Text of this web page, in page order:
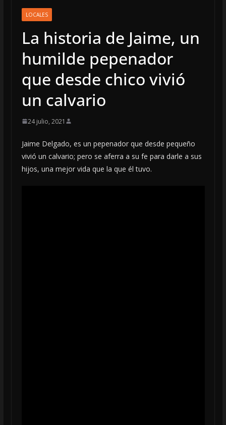
LOCALES
La historia de Jaime, un
humilde pepenador
que desde chico vivió
un calvario
24 julio, 2021
Jaime Delgado, es un pepenador que desde pequeño
vivió un calvario; pero se aferra a su fe para darle a sus
hijos, una mejor vida que la que él tuvo.